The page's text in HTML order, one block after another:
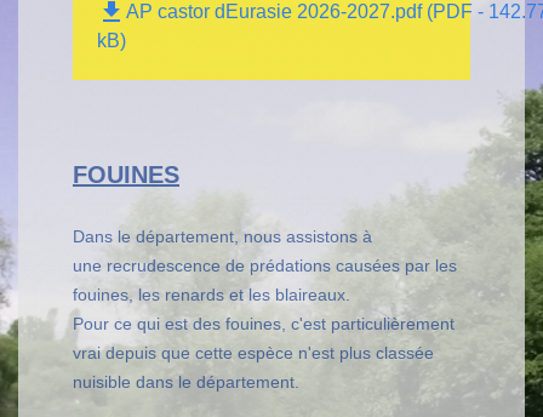
file_download AP castor dEurasie 2026-2027.pdf (PDF -
kB)
FOUINES
Dans le département, nous assistons à
une recrudescence de prédations causées par les
fouines, les renards et les blaireaux.
Pour ce qui est des fouines, c'est particulièrement
vrai depuis que cette espèce n'est plus classée
nuisible dans le département.